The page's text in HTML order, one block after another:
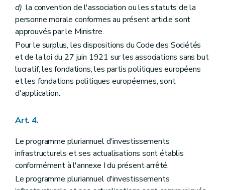
d) la convention de l'association ou les statuts de la
personne morale conformes au présent article sont
approuvés par le Ministre.
Pour le surplus, les dispositions du Code des Sociétés
et de la loi du 27 juin 1921 sur les associations sans but
lucratif, les fondations, les partis politiques européens
et les fondations politiques européennes, sont
d'application.
Art. 4.
Le programme pluriannuel d'investissements
infrastructurels et ses actualisations sont établis
conformément à l'annexe I du présent arrêté.
Le programme pluriannuel d'investissements